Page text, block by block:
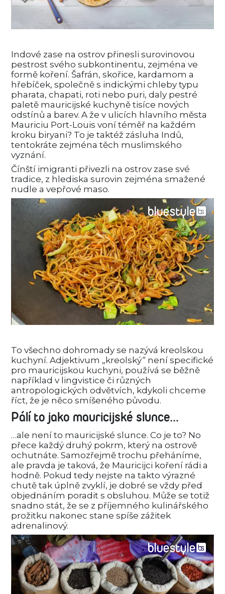
Indové zase na ostrov přinesli surovinovou
pestrost svého subkontinentu, zejména ve
formě koření. Šafrán, skořice, kardamom a
hřebíček, společně s indickými chleby typu
pharata, chapati, roti nebo puri, daly pestré
paletě mauricijské kuchyně tisíce nových
odstínů a barev. A že v ulicích hlavního města
Mauriciu Port-Louis voní téměř na každém
kroku biryani? To je taktéž zásluha Indů,
tentokráte zejména těch muslimského
vyznání.
Čínští imigranti přivezli na ostrov zase své
tradice, z hlediska surovin zejména smažené
nudle a vepřové maso.
To všechno dohromady se nazývá kreolskou
kuchyní. Adjektivum „kreolský“ není specifické
pro mauricijskou kuchyni, používá se běžně
například v lingvistice či různých
antropologických odvětvích, kdykoli chceme
říct, že je něco smíšeného původu.
Pálí to jako mauricijské slunce…
…ale není to mauricijské slunce. Co je to? No
přece každý druhý pokrm, který na ostrově
ochutnáte. Samozřejmě trochu přeháníme,
ale pravda je taková, že Mauricijci koření rádi a
hodně. Pokud tedy nejste na takto výrazné
chutě tak úplně zvyklí, je dobré se vždy před
objednáním poradit s obsluhou. Může se totiž
snadno stát, že se z příjemného kulinářského
prožitku nakonec stane spíše zážitek
adrenalinový.